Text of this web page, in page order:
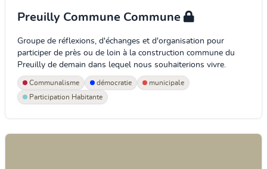
Preuilly Commune Commune
Groupe de réflexions, d'échanges et d'organisation pour
participer de près ou de loin à la construction commune du
Preuilly de demain dans lequel nous souhaiterions vivre.
Communalisme démocratie
municipale
Participation Habitante